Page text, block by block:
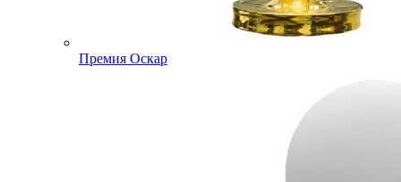
Премия Оскар